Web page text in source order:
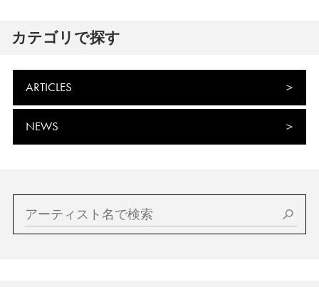
カテゴリで探す
ARTICLES
NEWS